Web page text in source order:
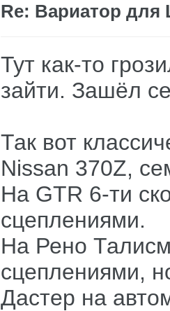
Re: Вариатор для
Тут как-то
зайти. Зашёл
Так вот
Nissan 370Z,
На GTR 6-ти
сцеплениями.
На Рено
сцеплениями,
Дастер на